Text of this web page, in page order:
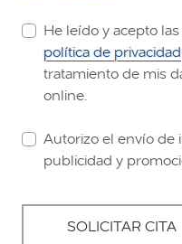
He leído y acepto
política de privacidad
tratamiento de mis
online.
Autorizo el envío de
publicidad y
SOLICITAR CITA